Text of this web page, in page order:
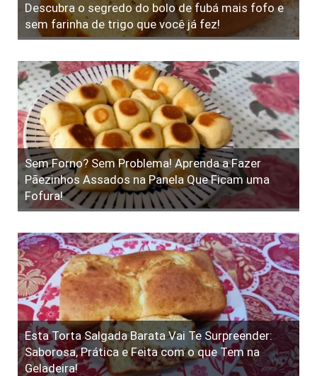
Descubra o segredo do bolo de fubá mais fofo e
sem farinha de trigo que você já fez!
Sem Forno? Sem Problema! Aprenda a Fazer
Pãezinhos Assados na Panela Que Ficam uma
Fofura!
Esta Torta Salgada Barata Vai Te Surpreender:
Saborosa, Prática e Feita com o que Tem na
Geladeira!